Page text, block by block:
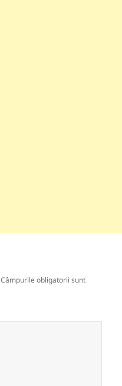
Câmpurile obligatorii sunt